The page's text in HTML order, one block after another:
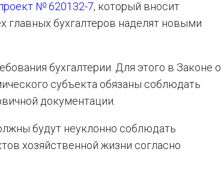
№ 620132-7, который вносит
главных бухгалтеров наделят новыми
бухгалтерии. Для этого в Законе о
субъекта обязаны соблюдать
документации.
будут неуклонно соблюдать
хозяйственной жизни согласно